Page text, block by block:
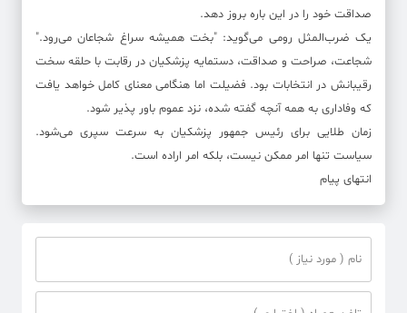
صداقت خود را در این باره بروز دهد.
یک ضرب‌المثل رومی می‌گوید: "بخت همیشه سراغ شجاعان می‌رود."
شجاعت، صراحت و صداقت، دستمایه پزشکیان در رقابت با حلقه سخت
رقیبانش در انتخابات بود. فضیلت اما هنگامی معنای کامل خواهد یافت
که وفاداری به همه آنچه گفته شده، نزد عموم باور پذیر شود.
زمان طلایی برای رئیس جمهور پزشکیان به سرعت سپری می‌شود.
سیاست تنها امر ممکن نیست، بلکه امر اراده است.
انتهای پیام